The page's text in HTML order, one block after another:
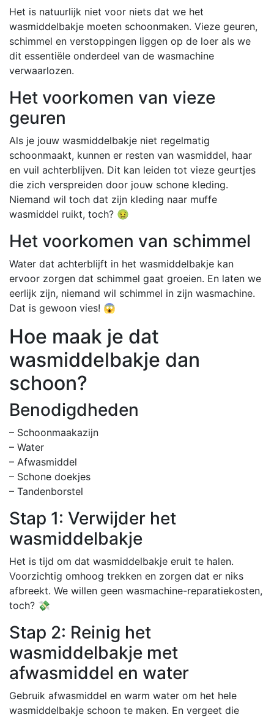
Het is natuurlijk niet voor niets dat we het
wasmiddelbakje moeten schoonmaken. Vieze geuren,
schimmel en verstoppingen liggen op de loer als we
dit essentiële onderdeel van de wasmachine
verwaarlozen.
Het voorkomen van vieze
geuren
Als je jouw wasmiddelbakje niet regelmatig
schoonmaakt, kunnen er resten van wasmiddel, haar
en vuil achterblijven. Dit kan leiden tot vieze geurtjes
die zich verspreiden door jouw schone kleding.
Niemand wil toch dat zijn kleding naar muffe
wasmiddel ruikt, toch? 🤢
Het voorkomen van schimmel
Water dat achterblijft in het wasmiddelbakje kan
ervoor zorgen dat schimmel gaat groeien. En laten we
eerlijk zijn, niemand wil schimmel in zijn wasmachine.
Dat is gewoon vies! 😱
Hoe maak je dat
wasmiddelbakje dan
schoon?
Benodigdheden
– Schoonmaakazijn
– Water
– Afwasmiddel
– Schone doekjes
– Tandenborstel
Stap 1: Verwijder het
wasmiddelbakje
Het is tijd om dat wasmiddelbakje eruit te halen.
Voorzichtig omhoog trekken en zorgen dat er niks
afbreekt. We willen geen wasmachine-reparatiekosten,
toch? 💸
Stap 2: Reinig het
wasmiddelbakje met
afwasmiddel en water
Gebruik afwasmiddel en warm water om het hele
wasmiddelbakje schoon te maken. En vergeet die